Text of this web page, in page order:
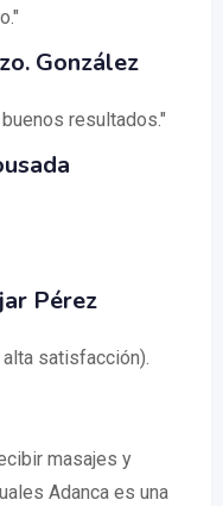
González
resultados."
Pérez
satisfacción).
masajes y
Adanca es una